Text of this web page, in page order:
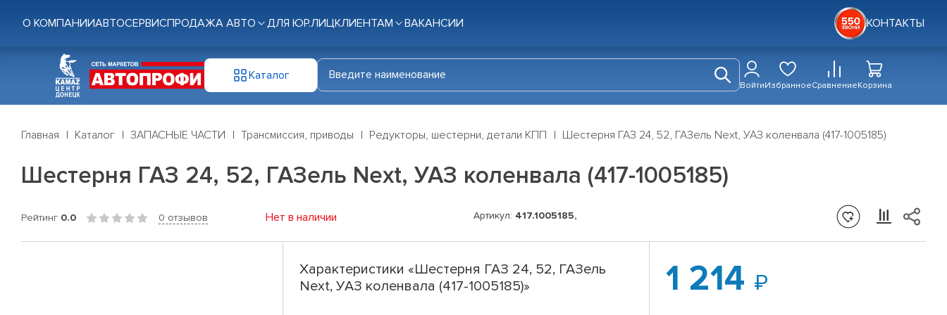
О КОМПАНИИАВТОСЕРВИСПРОДАЖА АВТО ДЛЯ ЮР.ЛИЦКЛИЕНТАМ ВАКАНСИИ КОНТАКТЫ
Каталог
ВойтиИзбранноеСравнениеКорзина
Главная Каталог ЗАПАСНЫЕ ЧАСТИ Трансмиссия, приводы Редукторы, шестерни, детали КПП Шестерня ГАЗ 24, 52, ГАЗель Next, УАЗ коленвала (417-1005185)
Шестерня ГАЗ 24, 52, ГАЗель Next, УАЗ коленвала (417-1005185)
Рейтинг 0.0 0 отзывов Нет в наличии Артикул: 417.1005185,
Характеристики «Шестерня ГАЗ 24, 52, ГАЗель
Next, УАЗ коленвала (417-1005185)»
1 214